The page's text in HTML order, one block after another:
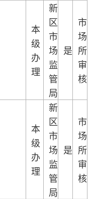
本
级
办
理
新
区
市
场
监
管
局
是
市
场
所
审
核
本
级
办
理
新
区
市
场
监
管
局
是
市
场
所
审
核